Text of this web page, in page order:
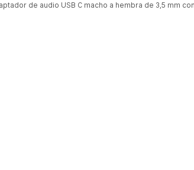
de audio USB C macho a hembra de 3,5 mm